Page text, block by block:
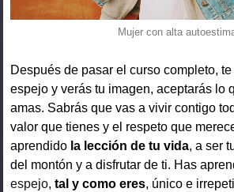
Mujer con alta
Después de pasar el curso completo,
espejo y verás tu imagen, aceptarás lo
amas. Sabrás que vas a vivir contigo
valor que tienes y el respeto que
aprendido la lección de tu vida, a ser
del montón y a disfrutar de ti. Has
espejo, talycomo eres, único e